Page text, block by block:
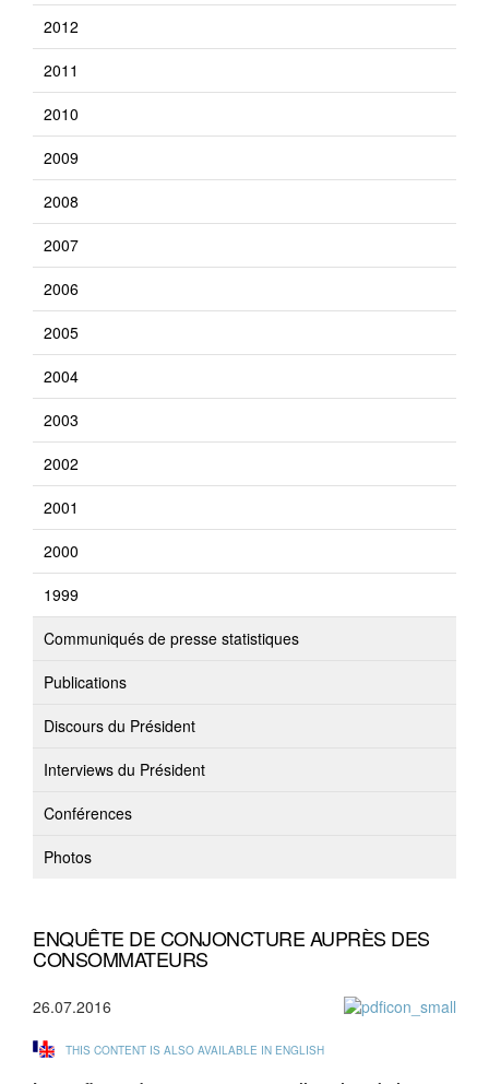
2012
2011
2010
2009
2008
2007
2006
2005
2004
2003
2002
2001
2000
1999
Communiqués de presse statistiques
Publications
Discours du Président
Interviews du Président
Conférences
Photos
ENQUÊTE DE CONJONCTURE AUPRÈS DES
CONSOMMATEURS
26.07.2016
THIS CONTENT IS ALSO AVAILABLE IN ENGLISH